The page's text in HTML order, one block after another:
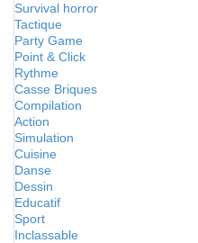
Survival horror
Tactique
Party Game
Point & Click
Rythme
Casse Briques
Compilation
Action
Simulation
Cuisine
Danse
Dessin
Educatif
Sport
Inclassable